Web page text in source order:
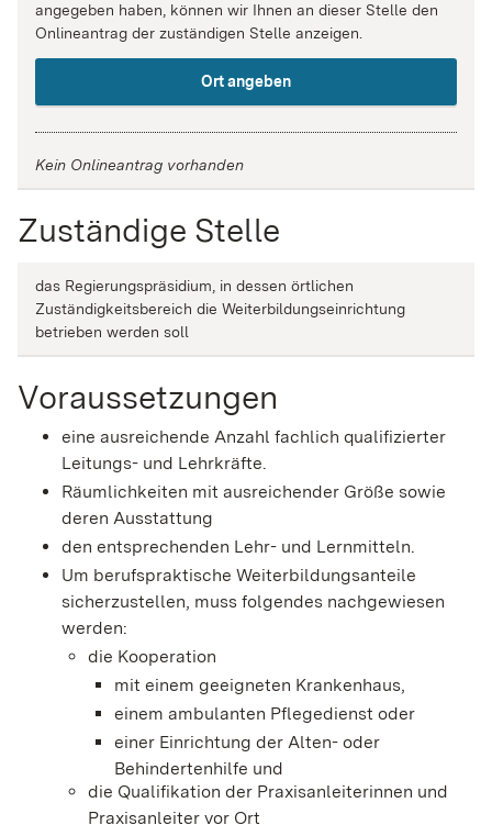
angegeben haben, können wir Ihnen an dieser Stelle den
Onlineantrag der zuständigen Stelle anzeigen.
Ort angeben
Kein Onlineantrag vorhanden
Zuständige Stelle
das Regierungspräsidium, in dessen örtlichen
Zuständigkeitsbereich die Weiterbildungseinrichtung
betrieben werden soll
Voraussetzungen
eine ausreichende Anzahl fachlich qualifizierter
Leitungs- und Lehrkräfte.
Räumlichkeiten mit ausreichender Größe sowie
deren Ausstattung
den entsprechenden Lehr- und Lernmitteln.
Um berufspraktische Weiterbildungsanteile
sicherzustellen, muss folgendes nachgewiesen
werden:
die Kooperation
mit einem geeigneten Krankenhaus,
einem ambulanten Pflegedienst oder
einer Einrichtung der Alten- oder
Behindertenhilfe und
die Qualifikation der Praxisanleiterinnen und
Praxisanleiter vor Ort